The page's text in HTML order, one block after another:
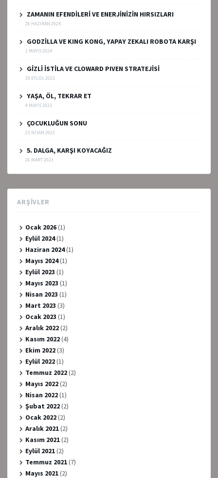
ZAMANIN EFENDİLERİ VE ENERJİNİZİN HIRSIZLARI
26 HAZIRAN 2024
GODZİLLA VE KING KONG, YAPAY ZEKALI ROBOTA KARŞI
1 MAYIS 2024
GİZLİ İSTİLA VE CLOWARD PIVEN STRATEJİSİ
29 EYLÜL 2023
YAŞA, ÖL, TEKRAR ET
9 MAYIS 2023
ÇOCUKLUĞUN SONU
25 NISAN 2023
5. DALGA, KARŞI KOYACAĞIZ
26 MART 2023
ARŞIVLER
Ocak 2026(1)
Eylül 2024(1)
Haziran 2024(1)
Mayıs 2024(1)
Eylül 2023 (1)
Mayıs 2023 (1)
Nisan 2023 (1)
Mart 2023 (3)
Ocak 2023 (1)
Aralık 2022(2)
Kasım 2022(4)
Ekim 2022(3)
Eylül 2022(1)
Temmuz 2022(2)
Mayıs 2022(2)
Nisan 2022(1)
Şubat 2022(2)
Ocak 2022(2)
Aralık 2021(2)
Kasım 2021(2)
Eylül 2021(2)
Temmuz 2021(7)
Mayıs 2021(2)